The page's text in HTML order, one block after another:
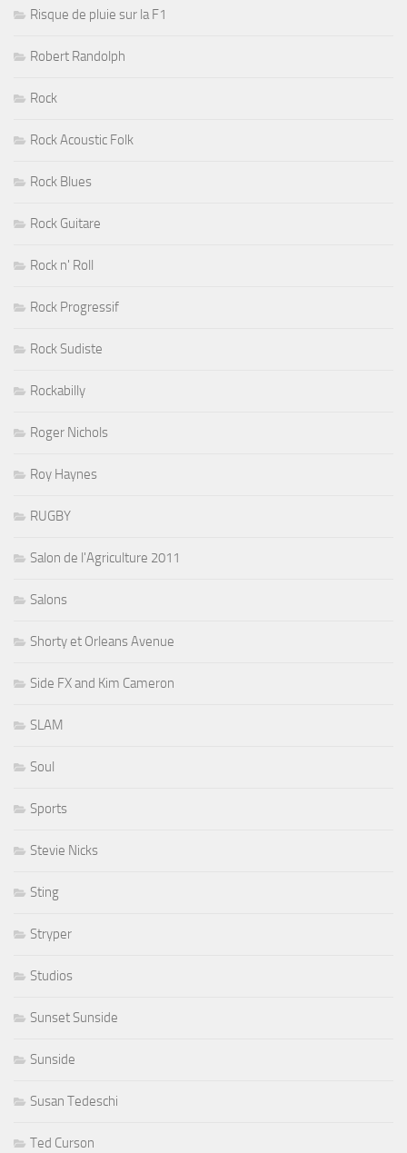
Risque de pluie sur la F1
Robert Randolph
Rock
Rock Acoustic Folk
Rock Blues
Rock Guitare
Rock n' Roll
Rock Progressif
Rock Sudiste
Rockabilly
Roger Nichols
Roy Haynes
RUGBY
Salon de l'Agriculture 2011
Salons
Shorty et Orleans Avenue
Side FX and Kim Cameron
SLAM
Soul
Sports
Stevie Nicks
Sting
Stryper
Studios
Sunset Sunside
Sunside
Susan Tedeschi
Ted Curson